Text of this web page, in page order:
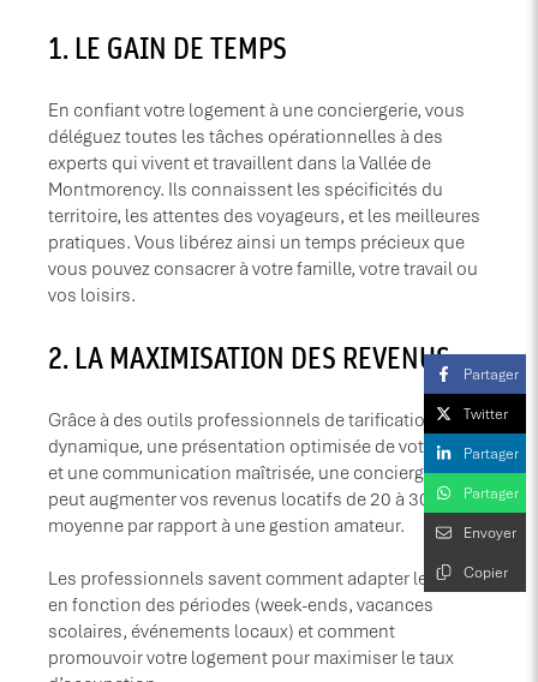
​1. LE GAIN DE TEMPS
​En confiant votre logement à une conciergerie, vous
déléguez toutes les tâches opérationnelles à des
experts qui vivent et travaillent dans la Vallée de
Montmorency. Ils connaissent les spécificités du
territoire, les attentes des voyageurs, et les meilleures
pratiques. Vous libérez ainsi un temps précieux que
vous pouvez consacrer à votre famille, votre travail ou
vos loisirs.
​2. LA MAXIMISATION DES REVENUS
Grâce à des outils professionnels de tarification
dynamique, une présentation optimisée de votre bien,
et une communication maîtrisée, une conciergerie
peut augmenter vos revenus locatifs de 20 à 30 % en
moyenne par rapport à une gestion amateur.
Les professionnels savent comment adapter les prix
en fonction des périodes (week-ends, vacances
scolaires, événements locaux) et comment
promouvoir votre logement pour maximiser le taux
Partager
Twitter
Partager
Partager
Envoyer
Copier